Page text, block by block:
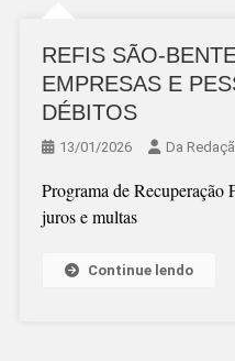
REFIS SÃO-
EMPRESAS E
DÉBITOS
13/01/2026 Da
Programa de Recuperação
juros e multas
Continue lendo